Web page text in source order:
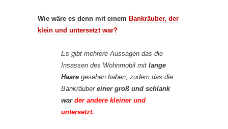
Wie wäre es denn mit einem Bankräuber, der
klein und untersetzt war?
Es gibt mehrere Aussagen das die
Insassen des Wohnmobil mit lange
Haare gesehen haben, zudem das die
Bankräubereiner groß und schlank
warder andere kleiner und
untersetzt.